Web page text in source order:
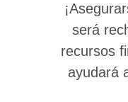
será
recursos
ayudará